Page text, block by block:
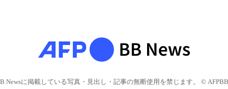
Newsに掲載している写真・見出し・記事の無断使用を禁じます。 © AFPBB